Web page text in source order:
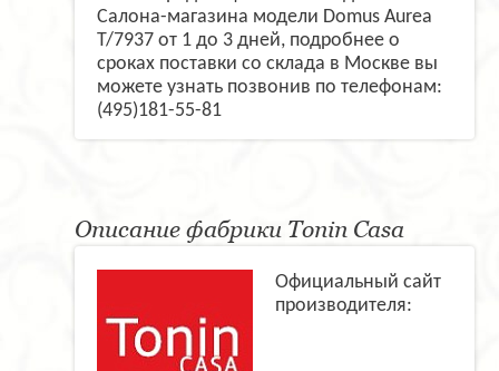
Салона-магазина модели Domus Aurea
T/7937 от 1 до 3 дней, подробнее о
сроках поставки со склада в Москве вы
можете узнать позвонив по телефонам:
(495)181-55-81
Описание фабрики Tonin Casa
Официальный сайт
производителя: